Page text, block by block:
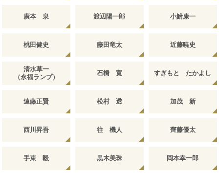
廣本 泉 渡辺陽一郎 小鮒康一
桃田健史 藤田竜太 近藤暁史
清水草一
（永福ランプ）
石橋 寛 すぎもと たかよし
遠藤正賢 松村 透 加茂 新
西川昇吾 往 機人 齊藤優太
手束 毅 黒木美珠 岡本幸一郎